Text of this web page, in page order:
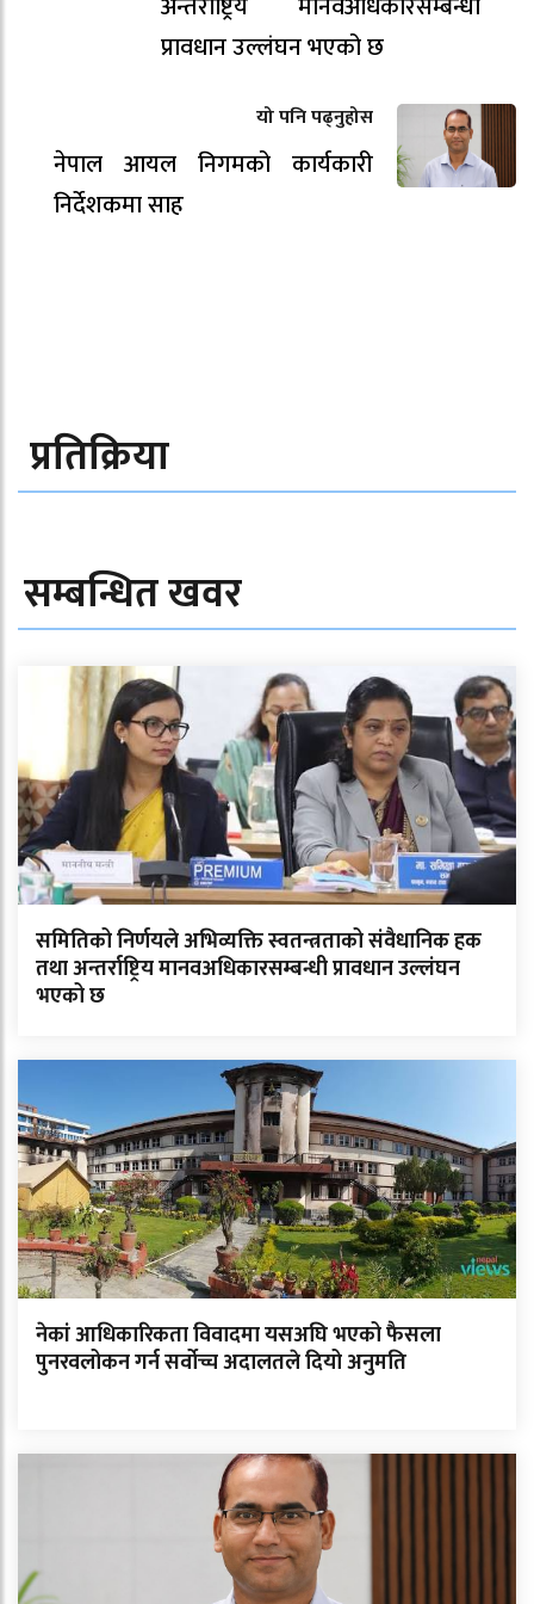
प्रावधान उल्लंघन भएको छ
यो पनि पढ्नुहोस
नेपाल आयल निगमको कार्यकारी
निर्देशकमा साह
प्रतिक्रिया
सम्बन्धित खवर
समितिको निर्णयले अभिव्यक्ति स्वतन्त्रताको संवैधानिक हक
तथा अन्तर्राष्ट्रिय मानवअधिकारसम्बन्धी प्रावधान उल्लंघन
भएको छ
नेकां आधिकारिकता विवादमा यसअघि भएको फैसला
पुनरवलोकन गर्न सर्वोच्च अदालतले दियो अनुमति